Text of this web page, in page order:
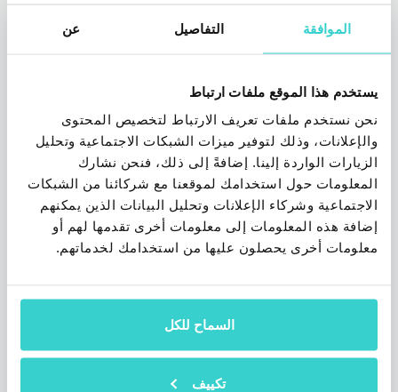
الموافقة التفاصيل عن
يستخدم هذا الموقع ملفات ارتباط
نحن نستخدم ملفات تعريف الارتباط لتخصيص المحتوى
والإعلانات، وذلك لتوفير ميزات الشبكات الاجتماعية وتحليل
الزيارات الواردة إلينا. إضافةً إلى ذلك، فنحن نشارك
المعلومات حول استخدامك لموقعنا مع شركائنا من الشبكات
الاجتماعية وشركاء الإعلانات وتحليل البيانات الذين يمكنهم
إضافة هذه المعلومات إلى معلومات أخرى تقدمها لهم أو
معلومات أخرى يحصلون عليها من استخدامك لخدماتهم.
السماح للكل
تكييف
المستعملة، حيث سيساعد على أتمتة وتعزيز
سلسلة معالجة الهواتف المستعملة بأكملها.
1 دقيقة للقراءة
تم تحديث شهادة ADISA الخاصة بنا
الجمعة 09 يوليو 2021